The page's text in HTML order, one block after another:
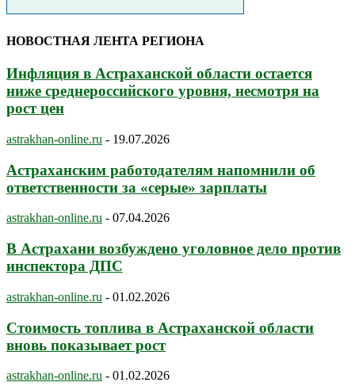
НОВОСТНАЯ ЛЕНТА РЕГИОНА
Инфляция в Астраханской области остается
ниже среднероссийского уровня, несмотря на
рост цен
astrakhan-online.ru - 19.07.2026
Астраханским работодателям напомнили об
ответственности за «серые» зарплаты
astrakhan-online.ru - 07.04.2026
В Астрахани возбуждено уголовное дело против
инспектора ДПС
astrakhan-online.ru - 01.02.2026
Стоимость топлива в Астраханской области
вновь показывает рост
astrakhan-online.ru - 01.02.2026